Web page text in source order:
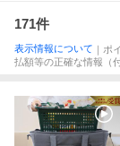
171件
表示情報について ｜ポ
払額等の正確な情報（